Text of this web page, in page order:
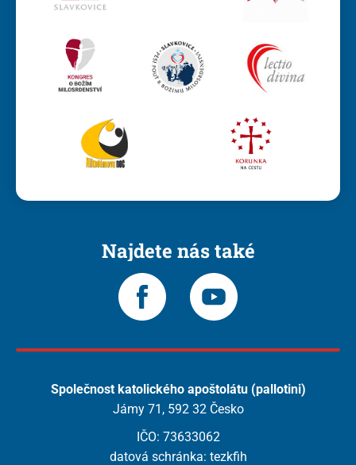
Najdete nás také
Společnost katolického apoštolátu (pallotini)
Jámy 71, 592 32 Česko
IČO: 73633062
datová schránka: tezkfih